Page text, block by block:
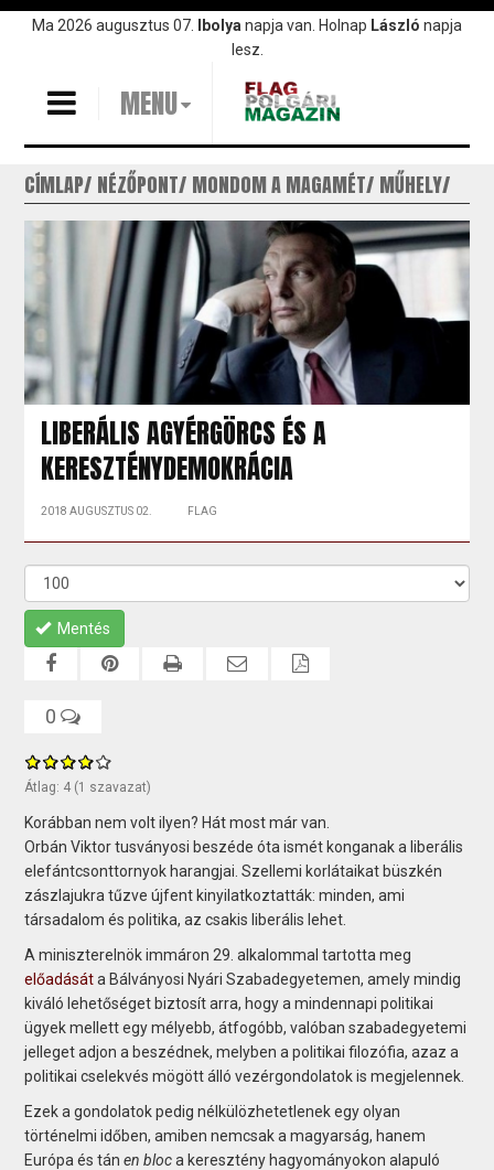
UgrásMa 2026 augusztus 07. Ibolya napja van. Holnap László napja
lesz.
MENU
CÍMLAP NÉZŐPONT MONDOM A MAGAMÉT MŰHELY
LIBERÁLIS AGYÉRGÖRCS ÉS A
KERESZTÉNYDEMOKRÁCIA
2018 AUGUSZTUS 02. FLAG
Mentés
0
Átlag: 4 (1 szavazat)
Korábban nem volt ilyen? Hát most már van.
Orbán Viktor tusványosi beszéde óta ismét konganak a liberális
elefántcsonttornyok harangjai. Szellemi korlátaikat büszkén
zászlajukra tűzve újfent kinyilatkoztatták: minden, ami
társadalom és politika, az csakis liberális lehet.
A miniszterelnök immáron 29. alkalommal tartotta meg
előadásáta Bálványosi Nyári Szabadegyetemen, amely mindig
kiváló lehetőséget biztosít arra, hogy a mindennapi politikai
ügyek mellett egy mélyebb, átfogóbb, valóban szabadegyetemi
jelleget adjon a beszédnek, melyben a politikai filozófia, azaz a
politikai cselekvés mögött álló vezérgondolatok is megjelennek.
Ezek a gondolatok pedig nélkülözhetetlenek egy olyan
történelmi időben, amiben nemcsak a magyarság, hanem
Európa és tánen bloca keresztény hagyományokon alapuló